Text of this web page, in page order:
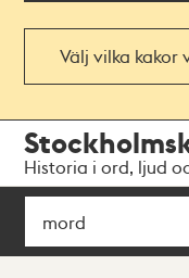
Välj vilka kakor
navigationen
huvudinnehållet
Historia i ord, ljud
Sök